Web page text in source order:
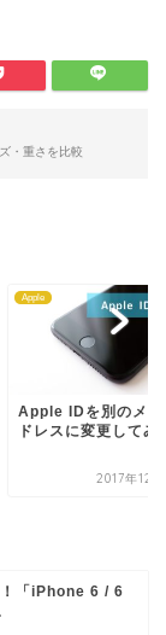
・重さを比較
Apple
Apple IDを別のメー
ドレスに変更してみ
2017年12
！「iPhone 6 / 6